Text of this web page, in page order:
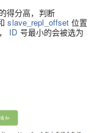
得分高，判断
slave_repl_offset 位置
ID 号最小的会被选为